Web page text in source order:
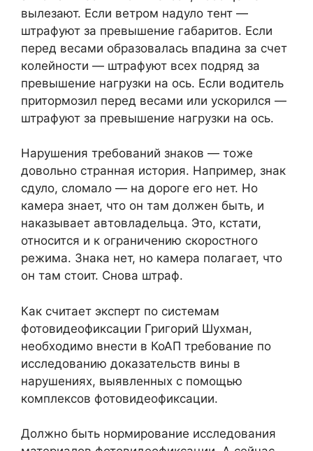
вылезают. Если ветром надуло тент —
штрафуют за превышение габаритов. Если
перед весами образовалась впадина за счет
колейности — штрафуют всех подряд за
превышение нагрузки на ось. Если водитель
притормозил перед весами или ускорился —
штрафуют за превышение нагрузки на ось.
Нарушения требований знаков — тоже
довольно странная история. Например, знак
сдуло, сломало — на дороге его нет. Но
камера знает, что он там должен быть, и
наказывает автовладельца. Это, кстати,
относится и к ограничению скоростного
режима. Знака нет, но камера полагает, что
он там стоит. Снова штраф.
Как считает эксперт по системам
фотовидеофиксации Григорий Шухман,
необходимо внести в КоАП требование по
исследованию доказательств вины в
нарушениях, выявленных с помощью
комплексов фотовидеофиксации.
Должно быть нормирование исследования